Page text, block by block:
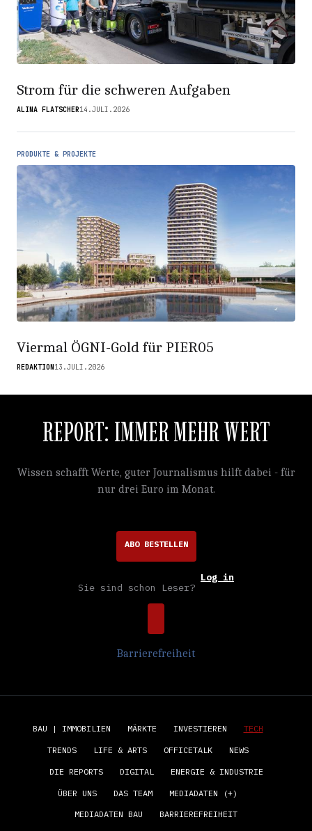
Strom für die schweren Aufgaben
ALINA FLATSCHER14.JULI.2026
PRODUKTE & PROJEKTE
Viermal ÖGNI-Gold für PIER05
REDAKTION13.JULI.2026
REPORT: IMMER MEHR WERT
Wissen schafft Werte, guter Journalismus hilft dabei - für
nur drei Euro im Monat.
ABO BESTELLEN
Sie sind schon Leser?
Log in
Barrierefreiheit
BAU | IMMOBILIEN MÄRKTE INVESTIEREN TECH
TRENDS LIFE & ARTS OFFICETALK NEWS
DIE REPORTS DIGITAL ENERGIE & INDUSTRIE
ÜBER UNS DAS TEAM MEDIADATEN (+)
MEDIADATEN BAU BARRIEREFREIHEIT